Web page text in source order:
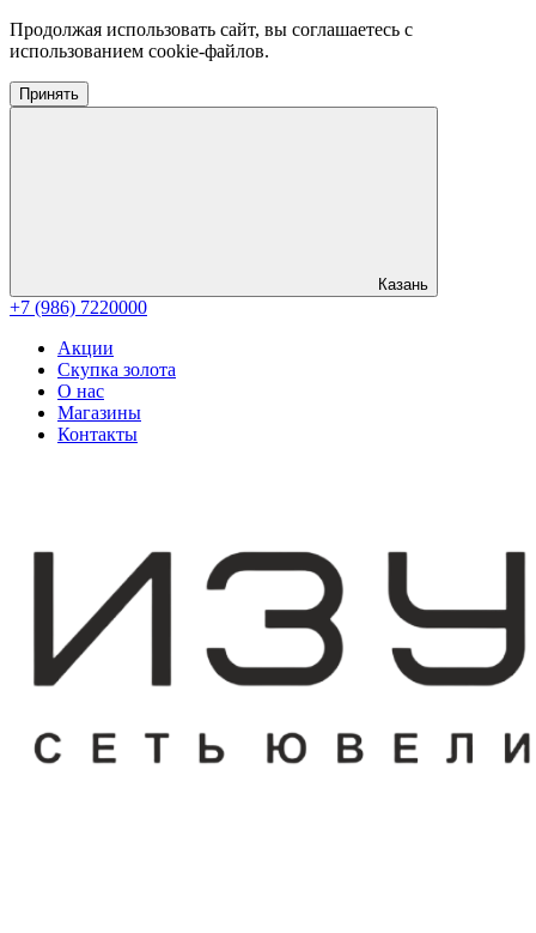
Продолжая использовать сайт, вы соглашаетесь с
использованием cookie-файлов.
Принять
Казань
+7 (986) 7220000
Акции
Скупка золота
О нас
Магазины
Контакты